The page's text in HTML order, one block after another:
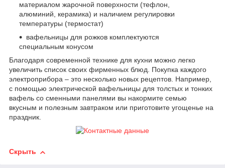
материалом жарочной поверхности (тефлон,
алюминий, керамика) и наличием регулировки
температуры (термостат)
вафельницы для рожков комплектуются
специальным конусом
Благодаря современной технике для кухни можно легко
увеличить список своих фирменных блюд. Покупка каждого
электроприбора – это несколько новых рецептов. Например,
с помощью электрической вафельницы для толстых и тонких
вафель со сменными панелями вы накормите семью
вкусным и полезным завтраком или приготовите угощенье на
праздник.
Скрыть